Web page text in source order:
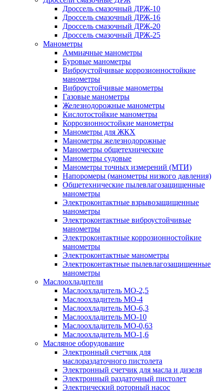
Дроссель смазочный ДРЖ-10
Дроссель смазочный ДРЖ-16
Дроссель смазочный ДРЖ-20
Дроссель смазочный ДРЖ-25
Манометры
Аммиачные манометры
Буровые манометры
Виброустойчивые коррозионностойкие
манометры
Виброустойчивые манометры
Газовые манометры
Железнодорожные манометры
Кислотостойкие манометры
Коррозионностойкие манометры
Манометры для ЖКХ
Манометры железнодорожные
Манометры общетехнические
Манометры судовые
Манометры точных измерений (МТИ)
Напоромеры (манометры низкого давления)
Общетехнические пылевлагозащищенные
манометры
Электроконтактные взрывозащищенные
манометры
Электроконтактные виброустойчивые
манометры
Электроконтактные коррозионностойкие
манометры
Электроконтактные манометры
Электроконтактные пылевлагозащищенные
манометры
Маслоохладители
Маслоохладитель MO-2,5
Маслоохладитель MO-4
Маслоохладитель МО-6,3
Маслоохладитель МО-10
Маслоохладитель MO-0,63
Маслоохладитель MO-1,6
Масляное оборудование
Электронный счетчик для
маслораздаточного пистолета
Электронный счетчик для масла и дизеля
Электронный раздаточный пистолет
Электрический роторный насос